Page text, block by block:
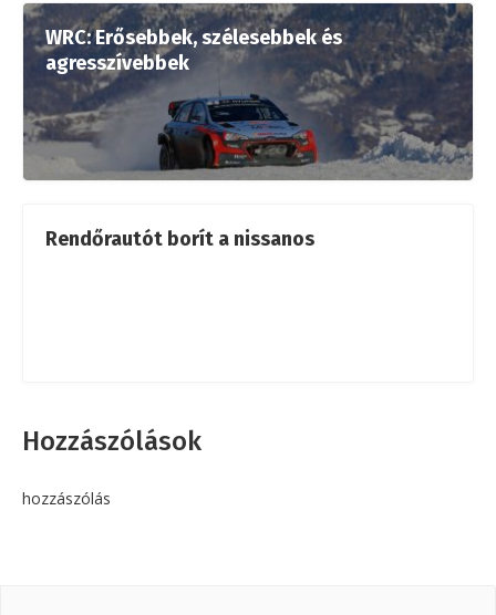
WRC: Erősebbek, szélesebbek és
agresszívebbek
Rendőrautót borít a nissanos
Hozzászólások
hozzászólás